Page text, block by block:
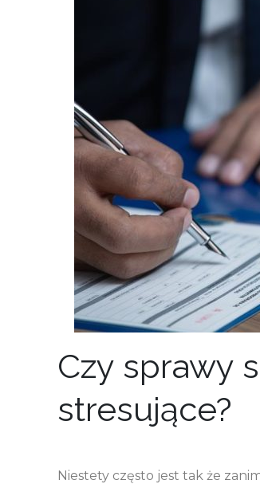
Czy sprawy
stresujące?
Niestety często jest tak że